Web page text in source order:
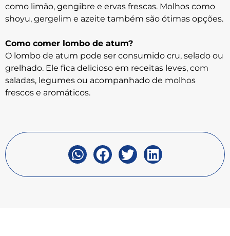
como limão, gengibre e ervas frescas. Molhos como
shoyu, gergelim e azeite também são ótimas opções.
Como comer lombo de atum?
O lombo de atum pode ser consumido cru, selado ou
grelhado. Ele fica delicioso em receitas leves, com
saladas, legumes ou acompanhado de molhos
frescos e aromáticos.